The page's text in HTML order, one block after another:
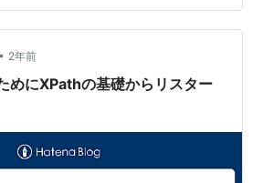
のがベストかと思います。
るというのもアリかもしれません）
の使い方チートシートを置いておく
発者ツー…
• 2年前
めにXPathの基礎からリスター